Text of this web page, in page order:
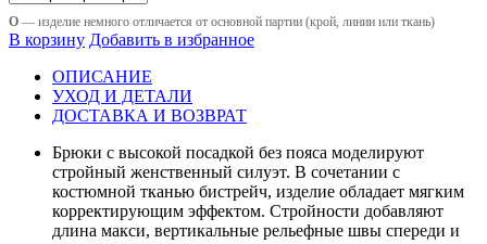
О — изделие немного отличается от основной партии (крой, линии или ткань)
В корзину Добавить в избранное
ОПИСАНИЕ
УХОД И ДЕТАЛИ
ДОСТАВКА И ВОЗВРАТ
Брюки с высокой посадкой без пояса моделируют
стройный женственный силуэт. В сочетании с
костюмной тканью бистрейч, изделие обладает мягким
корректирующим эффектом. Стройности добавляют
длина макси, вертикальные рельефные швы спереди и